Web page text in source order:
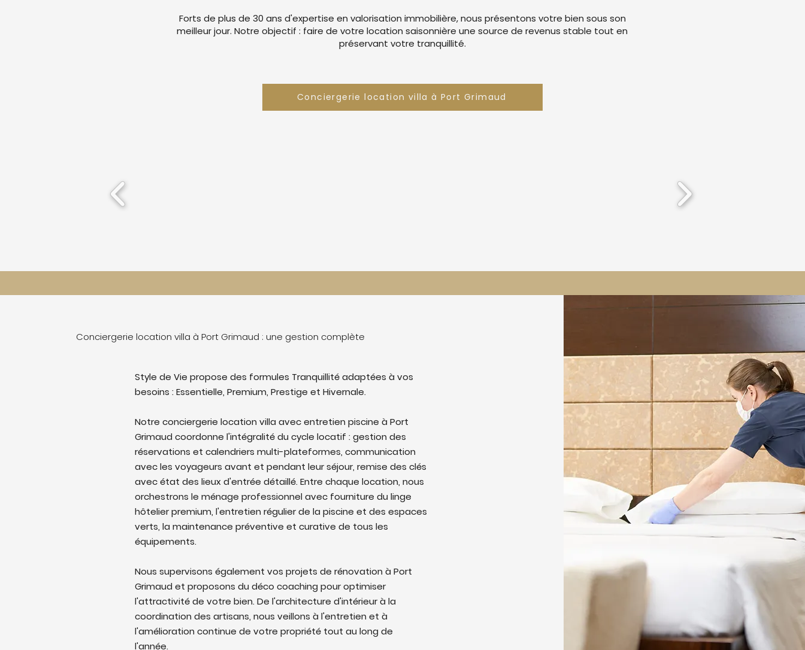
Forts de plus de 30 ans d'expertise en valorisation immobilière, nous présentons votre bien sous son
meilleur jour. Notre objectif : faire de votre location saisonnière une source de revenus stable tout en
préservant votre tranquillité.
Conciergerie location villa à Port Grimaud
Conciergerie location villa à Port Grimaud : une gestion complète
Style de Vie propose des formules Tranquillité adaptées à vos
besoins : Essentielle, Premium, Prestige et Hivernale.
Notre conciergerie location villa avec entretien piscine à Port
Grimaud coordonne l'intégralité du cycle locatif : gestion des
réservations et calendriers multi-plateformes, communication
avec les voyageurs avant et pendant leur séjour, remise des clés
avec état des lieux d'entrée détaillé. Entre chaque location, nous
orchestrons le ménage professionnel avec fourniture du linge
hôtelier premium, l'entretien régulier de la piscine et des espaces
verts, la maintenance préventive et curative de tous les
équipements.
Nous supervisons également vos projets de rénovation à Port
Grimaud et proposons du déco coaching pour optimiser
l'attractivité de votre bien. De l'architecture d'intérieur à la
coordination des artisans, nous veillons à l'entretien et à
l'amélioration continue de votre propriété tout au long de
l'année.